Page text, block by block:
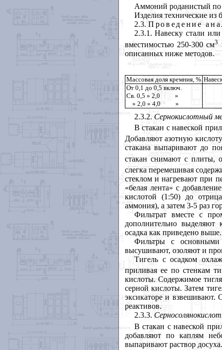
Аммоний роданистый
Изделия технические из
2.3. Проведение
2.3.1. Навеску стали
вместимостью 250-300 см3
описанных ниже методов.
Массовая доля кремния, %
От 0,1 до 0,5 включ.
Св. 0,5 » 2,0 »
» 2,0 » 4,0 »
2.3.2.Сернокислотный
В стакан с навеской
Добавляют азотную
стакана выпаривают до
стакан снимают с плиты,
слегка перемешивая
стеклом и нагревают при
«белая лента» с
кислотой (1:50) до
аммония), а затем 3-5 раз
Фильтрат вместе с
дополнительно выделяют
осадка как приведено выше.
Фильтры с основными
высушивают, озоляют и
Тигель с осадком
приливая ее по стенкам
кислоты. Содержимое
серной кислоты. Затем
эксикаторе и взвешивают.
реактивов.
2.3.3.
В стакан с навеской
добавляют по каплям
выпаривают раствор досуха.